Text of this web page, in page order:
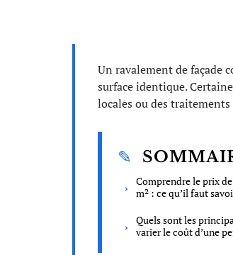
Un ravalement de façade
surface identique.
locales ou des
Comprendre le prix
m² : ce qu’il faut
Quels sont les
varier le coût d’une